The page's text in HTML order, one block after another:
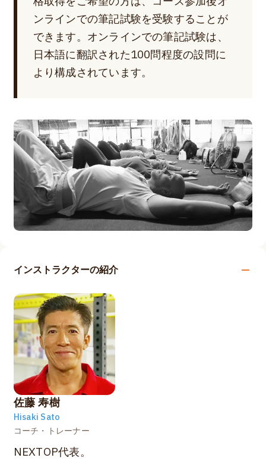
ンラインでの筆記試験を受験することが
できます。オンラインでの筆記試験は、
日本語に翻訳された100問程度の設問に
より構成されています。
インストラクターの紹介
佐藤 寿樹
Hisaki Sato
コーチ・トレーナー
NEXTOP代表。